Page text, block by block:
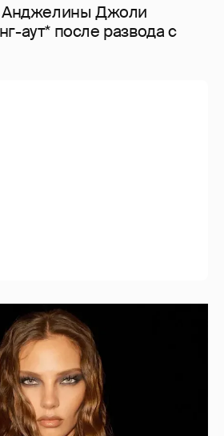
Анджелины Джоли
аут* после развода с
станцевала в
нового трека